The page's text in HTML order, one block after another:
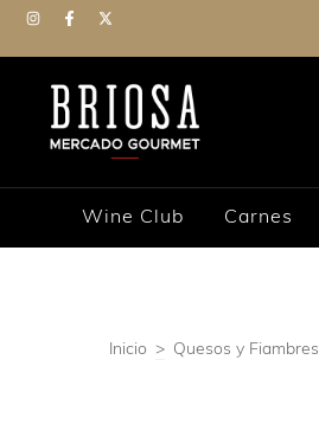
Wine Club Carnes
Inicio > Quesos y Fiambres